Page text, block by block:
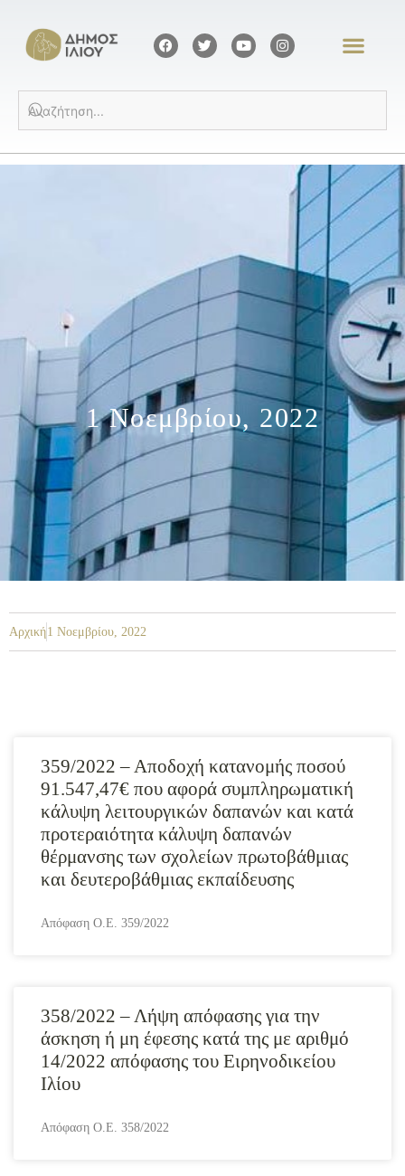
1 Νοεμβρίου, 2022
Αρχική1 Νοεμβρίου, 2022
359/2022 – Αποδοχή κατανομής ποσού
91.547,47€ που αφορά συμπληρωματική
κάλυψη λειτουργικών δαπανών και κατά
προτεραιότητα κάλυψη δαπανών
θέρμανσης των σχολείων πρωτοβάθμιας
και δευτεροβάθμιας εκπαίδευσης
Απόφαση Ο.Ε. 359/2022
358/2022 – Λήψη απόφασης για την
άσκηση ή μη έφεσης κατά της με αριθμό
14/2022 απόφασης του Ειρηνοδικείου
Ιλίου
Απόφαση Ο.Ε. 358/2022